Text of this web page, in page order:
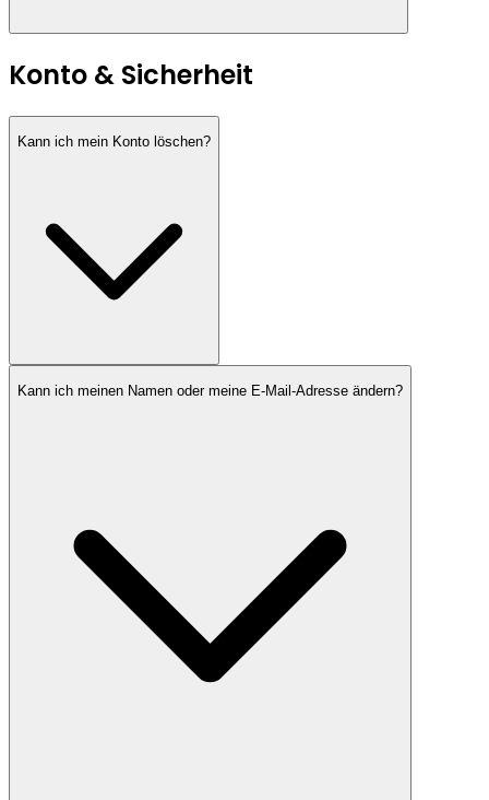
Konto & Sicherheit
Kann ich mein Konto löschen?
Kann ich meinen Namen oder meine E-Mail-Adresse ändern?